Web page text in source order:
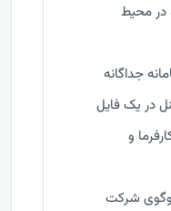
در محیط
جداگانه
در یک فایل
و
شرکت